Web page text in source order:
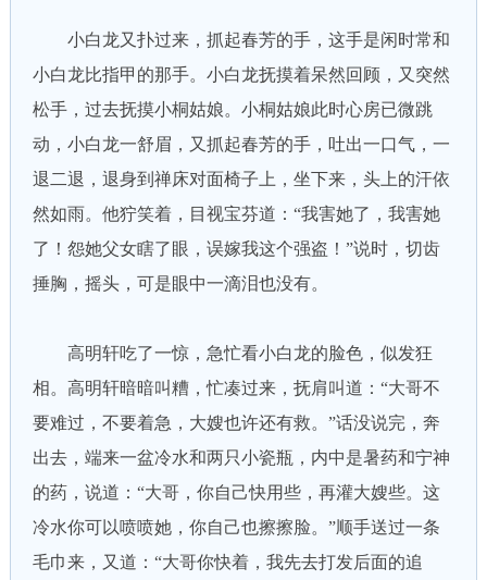
小白龙又扑过来，抓起春芳的手，这手是闲时常和
小白龙比指甲的那手。小白龙抚摸着呆然回顾，又突然
松手，过去抚摸小桐姑娘。小桐姑娘此时心房已微跳
动，小白龙一舒眉，又抓起春芳的手，吐出一口气，一
退二退，退身到禅床对面椅子上，坐下来，头上的汗依
然如雨。他狞笑着，目视宝芬道：“我害她了，我害她
了！怨她父女瞎了眼，误嫁我这个强盗！”说时，切齿
捶胸，摇头，可是眼中一滴泪也没有。
高明轩吃了一惊，急忙看小白龙的脸色，似发狂
相。高明轩暗暗叫糟，忙凑过来，抚肩叫道：“大哥不
要难过，不要着急，大嫂也许还有救。”话没说完，奔
出去，端来一盆冷水和两只小瓷瓶，内中是暑药和宁神
的药，说道：“大哥，你自己快用些，再灌大嫂些。这
冷水你可以喷喷她，你自己也擦擦脸。”顺手送过一条
毛巾来，又道：“大哥你快着，我先去打发后面的追